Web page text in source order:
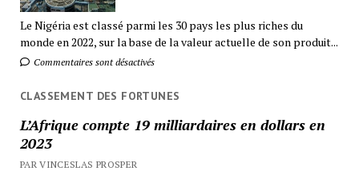
Le Nigéria est classé parmi les 30 pays les plus riches du
monde en 2022, sur la base de la valeur actuelle de son produit...
Commentaires sont désactivés
CLASSEMENT DES FORTUNES
L’Afrique compte 19 milliardaires en dollars en
2023
PAR VINCESLAS PROSPER